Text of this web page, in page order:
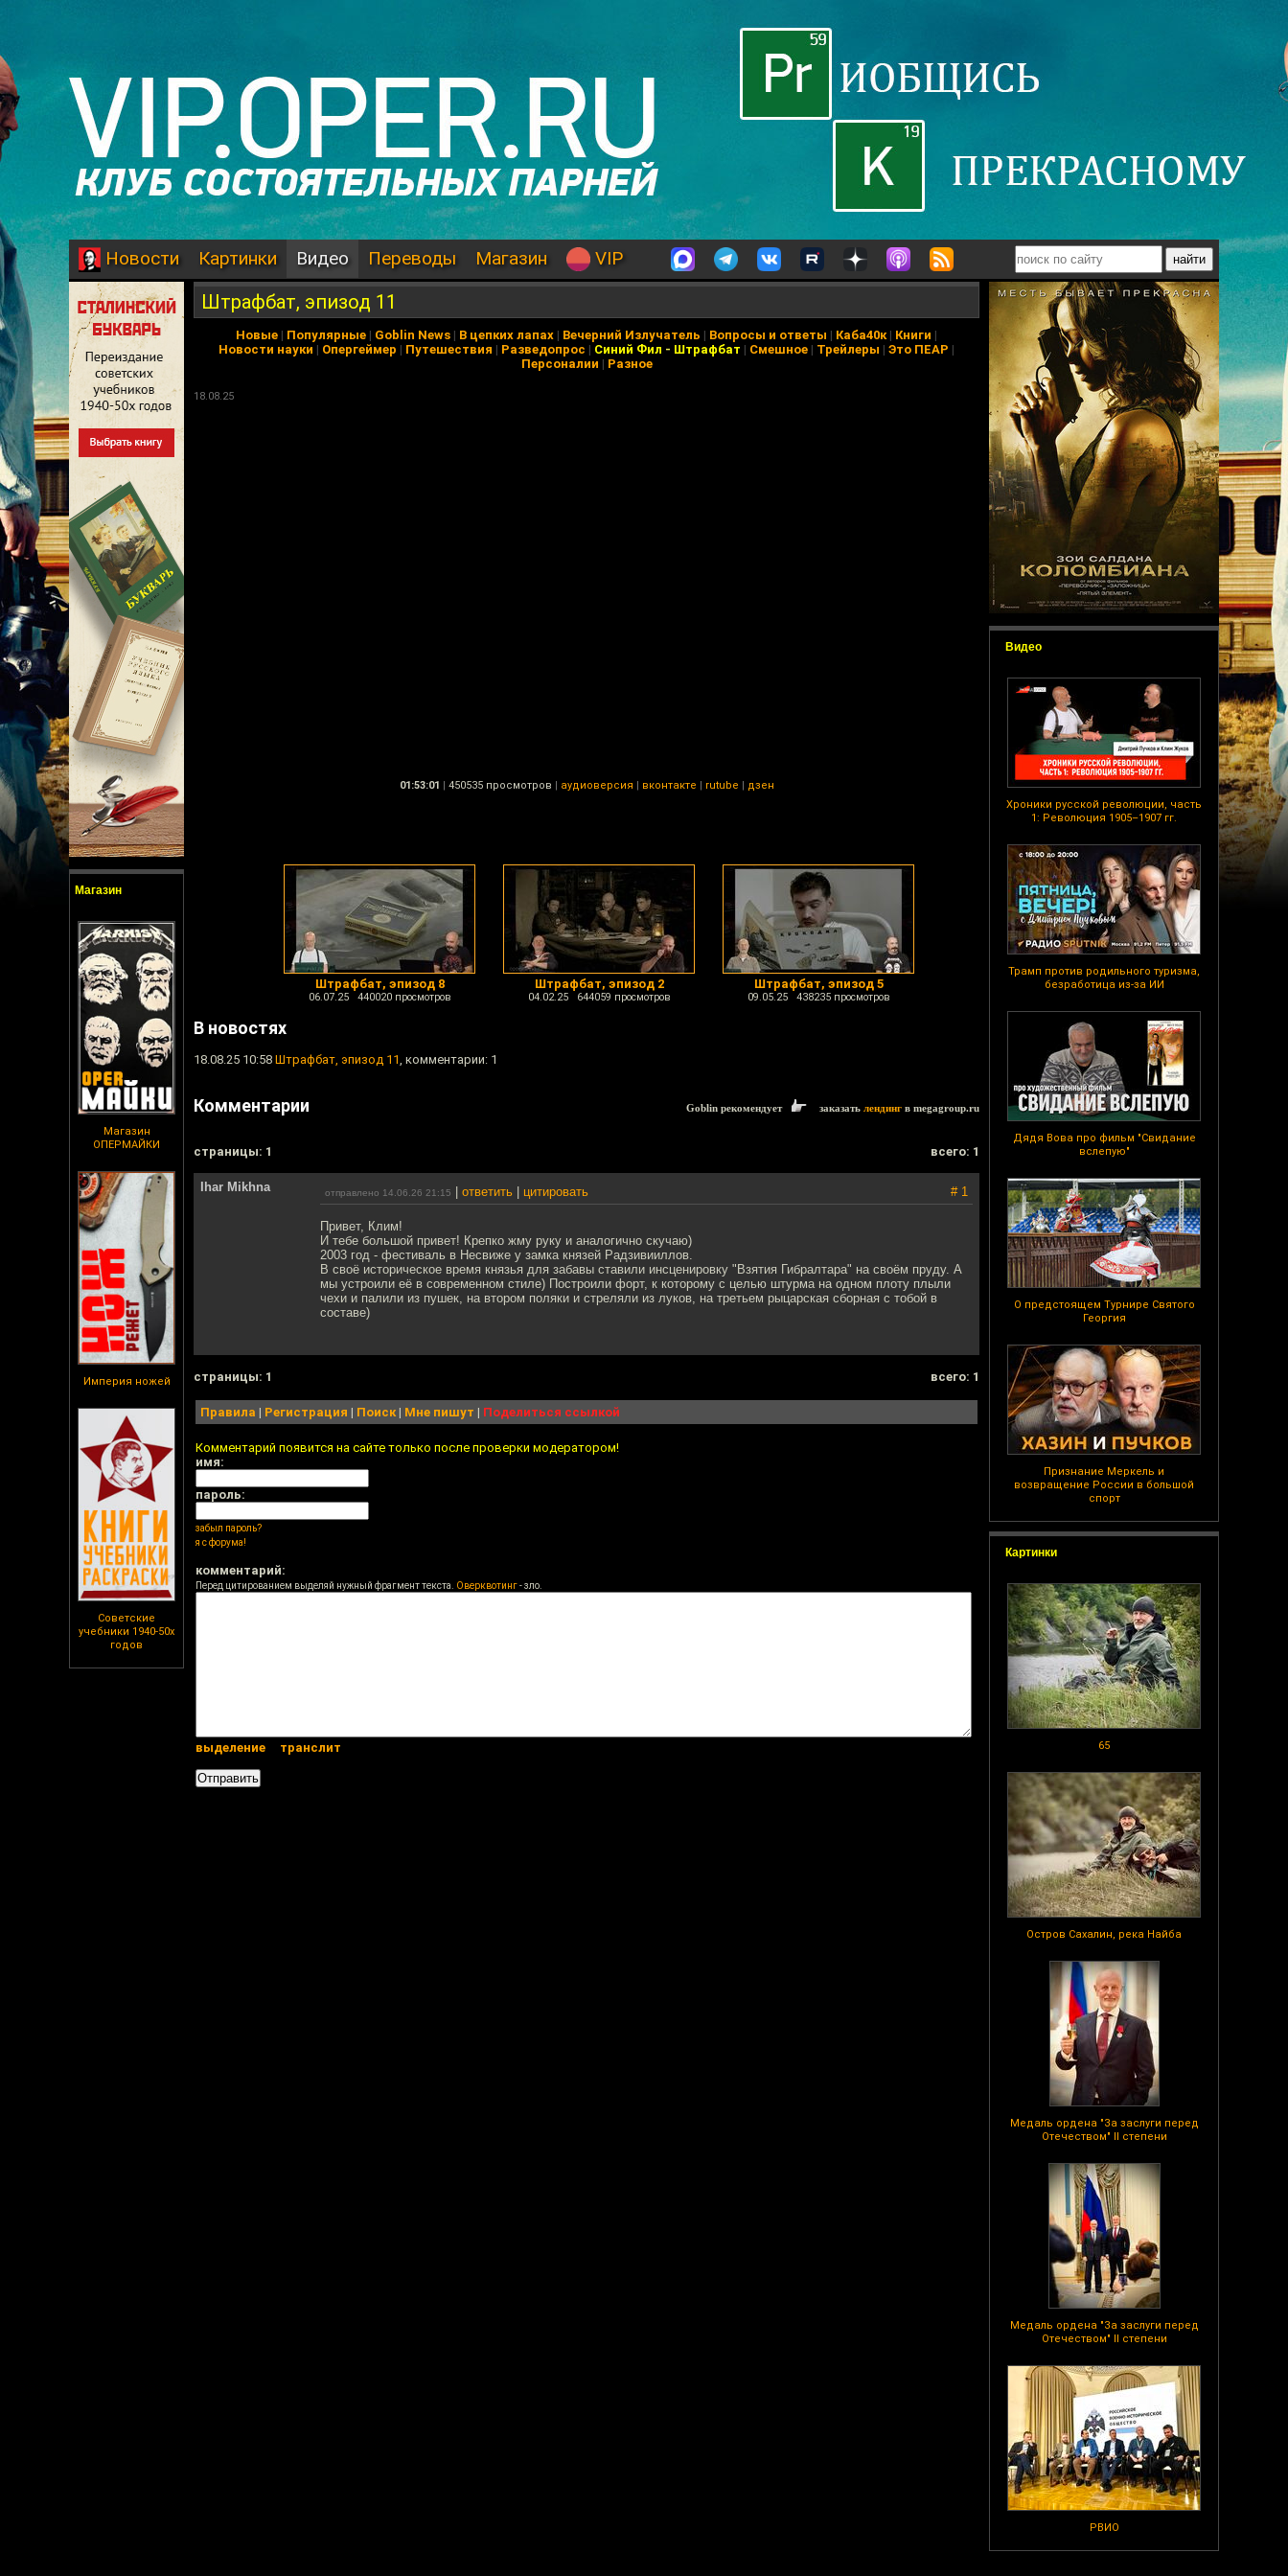
Новости Картинки Видео Переводы Магазин VIP
Магазин
Магазин
ОПЕРМАЙКИ
Империя ножей
Советские
учебники 1940-50х
годов
Видео
Хроники русской революции, часть
1: Революция 1905–1907 гг.
Трамп против родильного туризма,
безработица из-за ИИ
Дядя Вова про фильм "Свидание
вслепую"
О предстоящем Турнире Святого
Георгия
Признание Меркель и
возвращение России в большой
спорт
Картинки
65
Остров Сахалин, река Найба
Медаль ордена "За заслуги перед
Отечеством" II степени
Медаль ордена "За заслуги перед
Отечеством" II степени
РВИО
Штрафбат, эпизод 11
Новые | Популярные | Goblin News | В цепких лапах | Вечерний Излучатель | Вопросы и ответы | Каба40к| Книги |
Новости науки | Опергеймер | Путешествия | Разведопрос | Синий Фил - Штрафбат | Смешное | Трейлеры | Это ПЕАР |
Персоналии | Разное
18.08.25
01:53:01 | 450535 просмотров | аудиоверсия | вконтакте | rutube | дзен
Штрафбат, эпизод 8
06.07.25 440020 просмотров
Штрафбат, эпизод 2
04.02.25 644059 просмотров
Штрафбат, эпизод 5
09.05.25 438235 просмотров
В новостях
18.08.25 10:58 Штрафбат, эпизод 11, комментарии: 1
Комментарии Goblin рекомендует заказать лендинг в megagroup.ru
cтраницы: 1 всего: 1
Ihar Mikhna отправлено 14.06.26 21:15 ответить цитировать # 1
Привет, Клим!
И тебе большой привет! Крепко жму руку и аналогично скучаю)
2003 год - фестиваль в Несвиже у замка князей Радзивииллов.
В своё историческое время князья для забавы ставили инсценировку "Взятия Гибралтара" на своём пруду. А
мы устроили её в современном стиле) Построили форт, к которому с целью штурма на одном плоту плыли
чехи и палили из пушек, на втором поляки и стреляли из луков, на третьем рыцарская сборная с тобой в
составе)
cтраницы: 1 всего: 1
Правила | Регистрация | Поиск| Мне пишут | Поделиться ссылкой
Комментарий появится на сайте только после проверки модератором!
имя:
пароль:
забыл пароль?
я с форума!
комментарий:
Перед цитированием выделяй нужный фрагмент текста. Оверквотинг- зло.
выделение транслит